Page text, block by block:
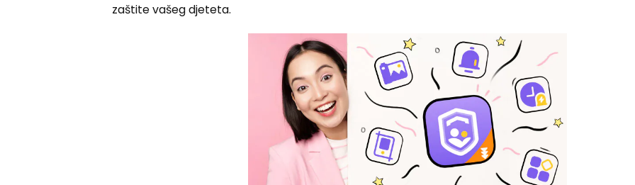
zaštite vašeg djeteta.